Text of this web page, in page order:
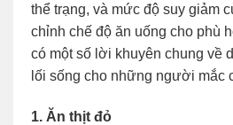
thể trạng, và mức độ suy giảm
chỉnh chế độ ăn uống cho phù
có một số lời khuyên chung về
lối sống cho những người mắc
1. Ăn thịt đỏ